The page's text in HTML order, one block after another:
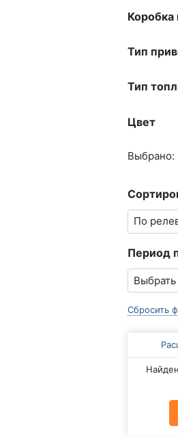
Коробка
Тип
Тип
Цвет
Выбрано:
Период
Сбросить